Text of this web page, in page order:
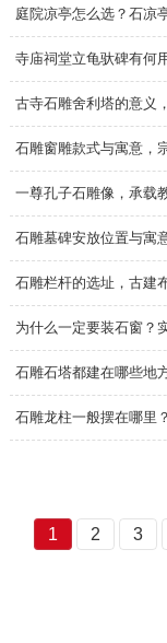
庭院凉亭怎么选？石凉
寺庙祠堂立龟驮碑有何
古寺石雕舍利塔的意义
石雕窗雕款式与寓意，
一尊孔子石雕像，承载
石雕墓碑安放位置与寓
石雕栏杆的选址，古建
为什么一定要装石窗？
石雕石塔都建在哪些地
不相同
石雕龙柱一般摆在哪里
1
2 3